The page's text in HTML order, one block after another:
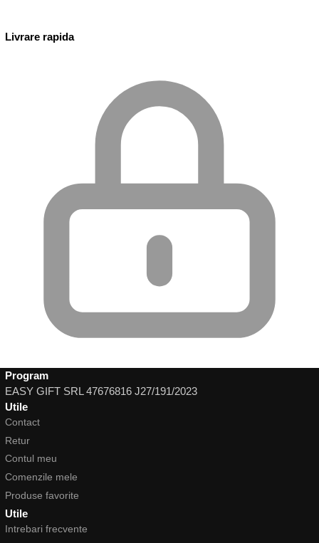
Livrare rapida
Program
EASY GIFT SRL 47676816 J27/191/2023
Utile
Contact
Retur
Contul meu
Comenzile mele
Produse favorite
Utile
Intrebari frecvente